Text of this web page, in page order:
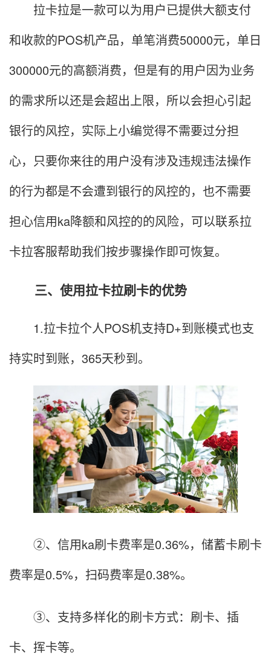
拉卡拉是一款可以为用户已提供大额支付
和收款的POS机产品，单笔消费50000元，单日
300000元的高额消费，但是有的用户因为业务
的需求所以还是会超出上限，所以会担心引起
银行的风控，实际上小编觉得不需要过分担
心，只要你来往的用户没有涉及违规违法操作
的行为都是不会遭到银行的风控的，也不需要
担心信用ka降额和风控的的风险，可以联系拉
卡拉客服帮助我们按步骤操作即可恢复。
三、使用拉卡拉刷卡的优势
1.拉卡拉个人POS机支持D+到账模式也支
持实时到账，365天秒到。
②、信用ka刷卡费率是0.36%，储蓄卡刷卡
费率是0.5%，扫码费率是0.38%。
③、支持多样化的刷卡方式：刷卡、插
卡、挥卡等。